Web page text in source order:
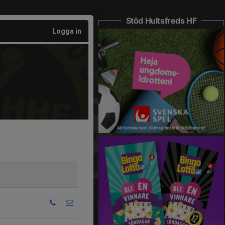
Logga in
Stöd Hultsfreds HF